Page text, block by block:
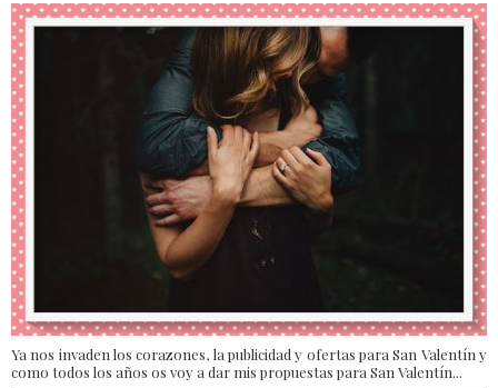
Ya nos invaden los corazones, la publicidad y ofertas para San Valentín y
como todos los años os voy a dar mis propuestas para San Valentín...